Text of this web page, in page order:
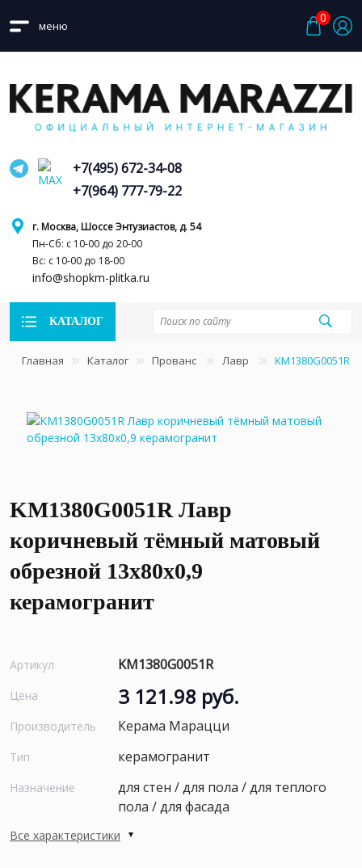
меню
0
г. Москва, Шоссе Энтузиастов, д. 54
Пн-Сб: с 10-00 до 20-00
Вс: с 10-00 до 18-00
info@shopkm-plitka.ru
+7(495) 672-34-08
+7(964) 777-79-22
КАТАЛОГ
Главная Каталог Прованс Лавр
KM1380G0051R Лавр
коричневый тёмный матовый
обрезной 13x80x0,9
керамогранит
Артикул KM1380G0051R
Цена 3 121.98 руб.
Производитель Керама Марацци
Тип керамогранит
Назначение
для стен / для пола / для теплого
пола / для фасада
Все характеристики